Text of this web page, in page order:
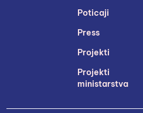
Poticaji
Press
Projekti
Projekti
ministarstva